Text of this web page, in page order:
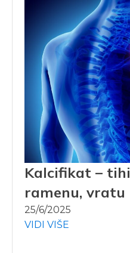
Kalcifikat –
ramenu, vratu
25/6/2025
VIDI VIŠE